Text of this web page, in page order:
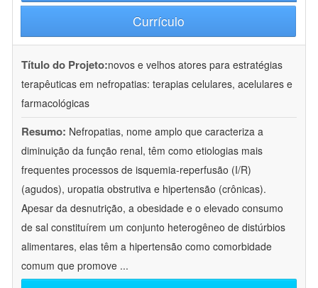
Currículo
Título do Projeto:novos e velhos atores para estratégias
terapêuticas em nefropatias: terapias celulares, acelulares e
farmacológicas
Resumo: Nefropatias, nome amplo que caracteriza a
diminuição da função renal, têm como etiologias mais
frequentes processos de isquemia-reperfusão (I/R)
(agudos), uropatia obstrutiva e hipertensão (crônicas).
Apesar da desnutrição, a obesidade e o elevado consumo
de sal constituírem um conjunto heterogêneo de distúrbios
alimentares, elas têm a hipertensão como comorbidade
comum que promove ...